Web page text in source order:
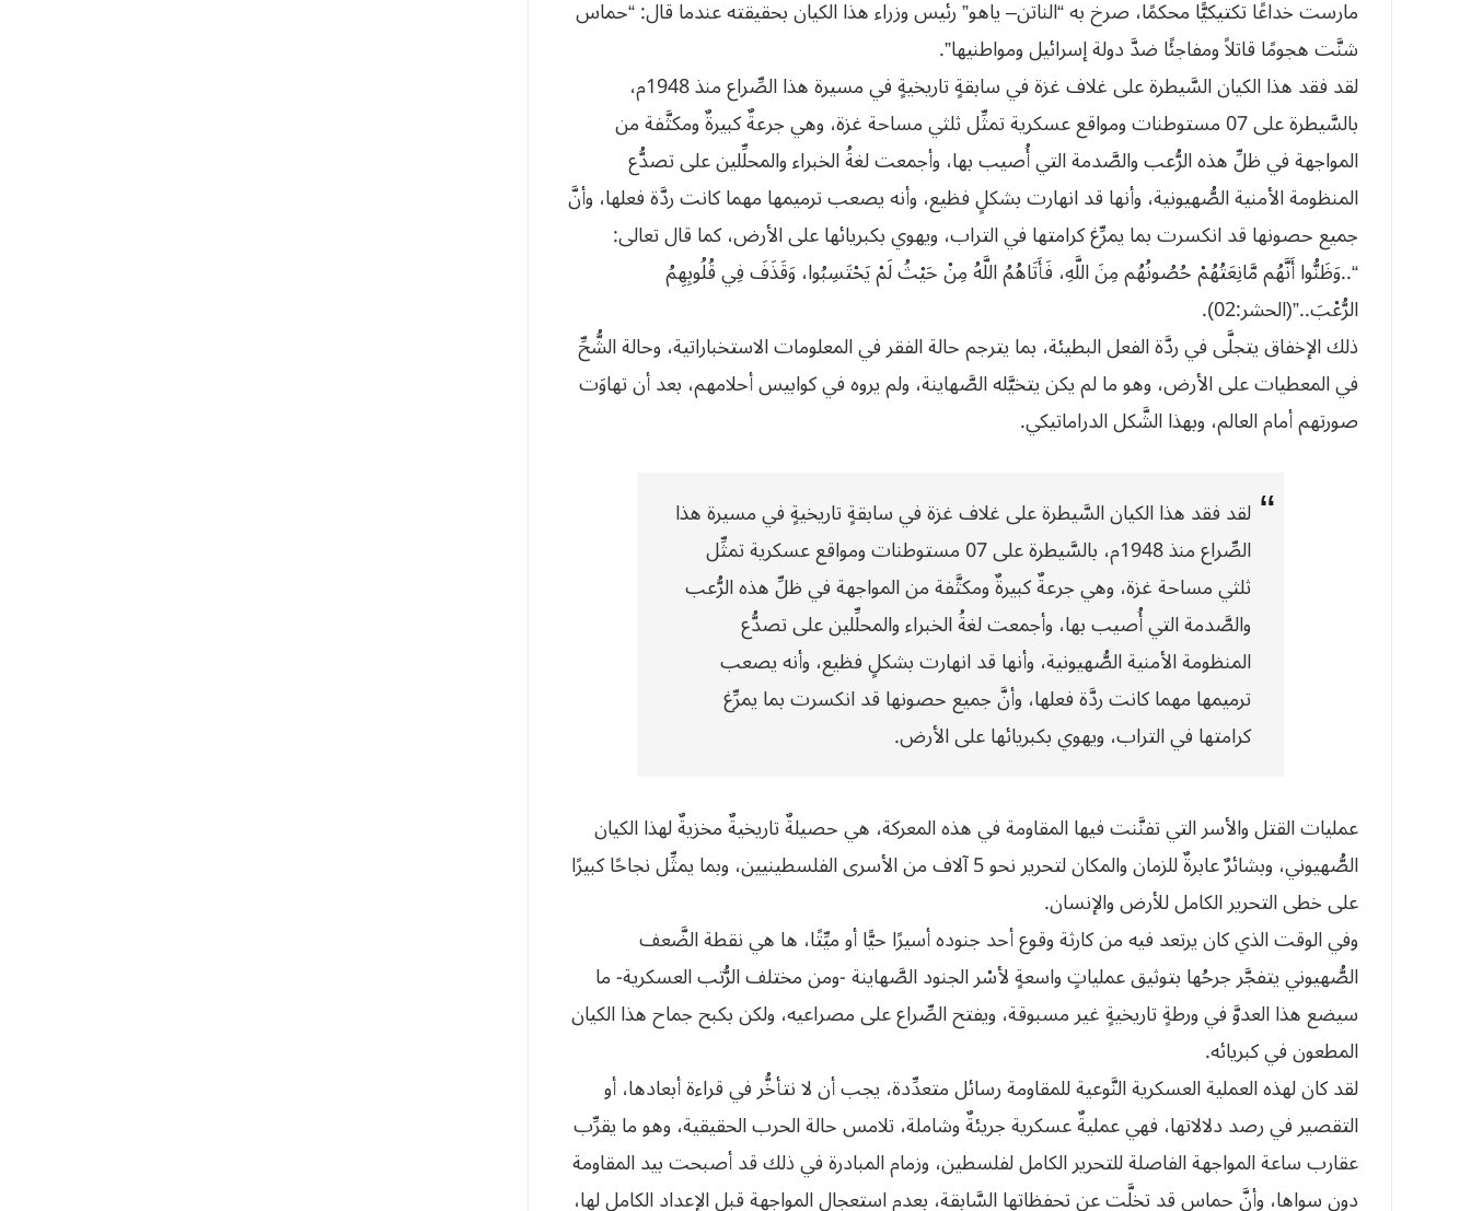
مارست خداعًا تكتيكيًّا محكمًا، صرخ به “الناتن– ياهو” رئيس وزراء هذا الكيان بحقيقته عندما قال: “حماس
شنَّت هجومًا قاتلاً ومفاجئًا ضدَّ دولة إسرائيل ومواطنيها”.
لقد فقد هذا الكيان السَّيطرة على غلاف غزة في سابقةٍ تاريخيةٍ في مسيرة هذا الصِّراع منذ 1948م،
بالسَّيطرة على 07 مستوطنات ومواقع عسكرية تمثِّل ثلثي مساحة غزة، وهي جرعةٌ كبيرةٌ ومكثَّفة من
المواجهة في ظلِّ هذه الرُّعب والصَّدمة التي أُصيب بها، وأجمعت لغةُ الخبراء والمحلِّلين على تصدُّع
المنظومة الأمنية الصُّهيونية، وأنها قد انهارت بشكلٍ فظيع، وأنه يصعب ترميمها مهما كانت ردَّة فعلها، وأنَّ
جميع حصونها قد انكسرت بما يمرِّغ كرامتها في التراب، ويهوي بكبريائها على الأرض، كما قال تعالى:
“..وَظَنُّوا أَنَّهُم مَّانِعَتُهُمْ حُصُونُهُم مِنَ اللَّهِ، فَأَتَاهُمُ اللَّهُ مِنْ حَيْثُ لَمْ يَحْتَسِبُوا، وَقَذَفَ فِي قُلُوبِهِمُ
الرُّعْبَ..”(الحشر:02).
ذلك الإخفاق يتجلَّى في ردَّة الفعل البطيئة، بما يترجم حالة الفقر في المعلومات الاستخباراتية، وحالة الشُّحِّ
في المعطيات على الأرض، وهو ما لم يكن يتخيَّله الصَّهاينة، ولم يروه في كوابيس أحلامهم، بعد أن تهاوَت
صورتهم أمام العالم، وبهذا الشَّكل الدراماتيكي.
لقد فقد هذا الكيان السَّيطرة على غلاف غزة في سابقةٍ تاريخيةٍ في مسيرة هذا
الصِّراع منذ 1948م، بالسَّيطرة على 07 مستوطنات ومواقع عسكرية تمثِّل
ثلثي مساحة غزة، وهي جرعةٌ كبيرةٌ ومكثَّفة من المواجهة في ظلِّ هذه الرُّعب
والصَّدمة التي أُصيب بها، وأجمعت لغةُ الخبراء والمحلِّلين على تصدُّع
المنظومة الأمنية الصُّهيونية، وأنها قد انهارت بشكلٍ فظيع، وأنه يصعب
ترميمها مهما كانت ردَّة فعلها، وأنَّ جميع حصونها قد انكسرت بما يمرِّغ
كرامتها في التراب، ويهوي بكبريائها على الأرض.
عمليات القتل والأسر التي تفنَّنت فيها المقاومة في هذه المعركة، هي حصيلةٌ تاريخيةٌ مخزيةٌ لهذا الكيان
الصُّهيوني، وبشائرٌ عابرةٌ للزمان والمكان لتحرير نحو 5 آلاف من الأسرى الفلسطينيين، وبما يمثِّل نجاحًا كبيرًا
على خطى التحرير الكامل للأرض والإنسان.
وفي الوقت الذي كان يرتعد فيه من كارثة وقوع أحد جنوده أسيرًا حيًّا أو ميِّتًا، ها هي نقطة الضَّعف
الصُّهيوني يتفجَّر جرحُها بتوثيق عملياتٍ واسعةٍ لأسْر الجنود الصَّهاينة -ومن مختلف الرُّتب العسكرية- ما
سيضع هذا العدوَّ في ورطةٍ تاريخيةٍ غير مسبوقة، ويفتح الصِّراع على مصراعيه، ولكن بكبح جماح هذا الكيان
المطعون في كبريائه.
لقد كان لهذه العملية العسكرية النَّوعية للمقاومة رسائل متعدِّدة، يجب أن لا نتأخُّر في قراءة أبعادها، أو
التقصير في رصد دلالاتها، فهي عمليةٌ عسكرية جريئةٌ وشاملة، تلامس حالة الحرب الحقيقية، وهو ما يقرِّب
عقارب ساعة المواجهة الفاصلة للتحرير الكامل لفلسطين، وزمام المبادرة في ذلك قد أصبحت بيد المقاومة
دون سواها، وأنَّ حماس قد تخلَّت عن تحفظاتها السَّابقة، بعدم استعجال المواجهة قبل الإعداد الكامل لها،